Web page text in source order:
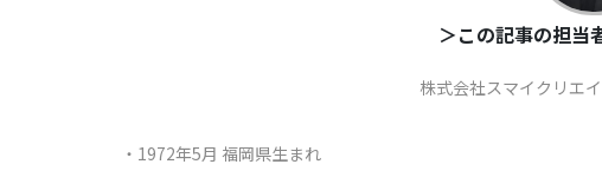
＞この記事の担当
株式会社スマイクリエ
・1972年5月 福岡県生まれ